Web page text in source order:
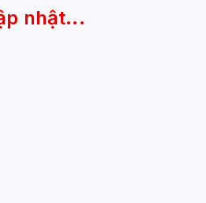
nhật...